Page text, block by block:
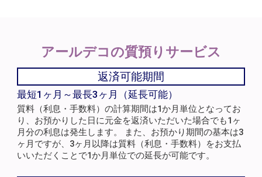
アールデコの質預りサービス
返済可能期間
最短1ヶ月～最長3ヶ月（延長可能）
質料（利息・手数料）の計算期間は1か月単位となってお
り、お預かりした日に元金を返済いただいた場合でも1ヶ
月分の利息は発生します。 また、お預かり期間の基本は3
ヶ月ですが、3ヶ月以降は質料（利息・手数料）をお支払
いいただくことで1か月単位での延長が可能です。